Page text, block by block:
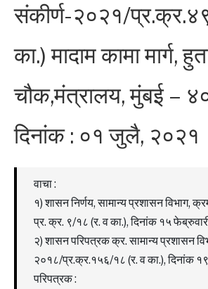
संकीर्ण-२०२१/
का.) मादाम कामा मार्ग,
चौक,मंत्रालय, मुंबई –
दिनांक : ०१ जुलै, २०२१
वाचा :
१) शासन निर्णय, सामान्य प्रशासन विभाग,
प्र. क्र. ९/१८ (र. व का.), दिनांक १५
२) शासन परिपत्रक क्र. सामान्य प्रशासन
२०१८/प्र.क्र.१५६/१८ (र. व का.), दिनांक
परिपत्रक :